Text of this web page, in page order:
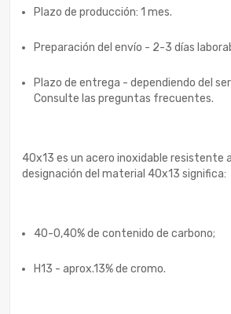
Plazo de producción: 1 mes.
Preparación del envío - 2-3 días
Plazo de entrega - dependiendo del
Consulte las preguntas frecuentes.
40x13 es un acero inoxidable resistente
designación del material 40x13 significa:
40-0,40% de contenido de carbono;
H13 - aprox.13% de cromo.